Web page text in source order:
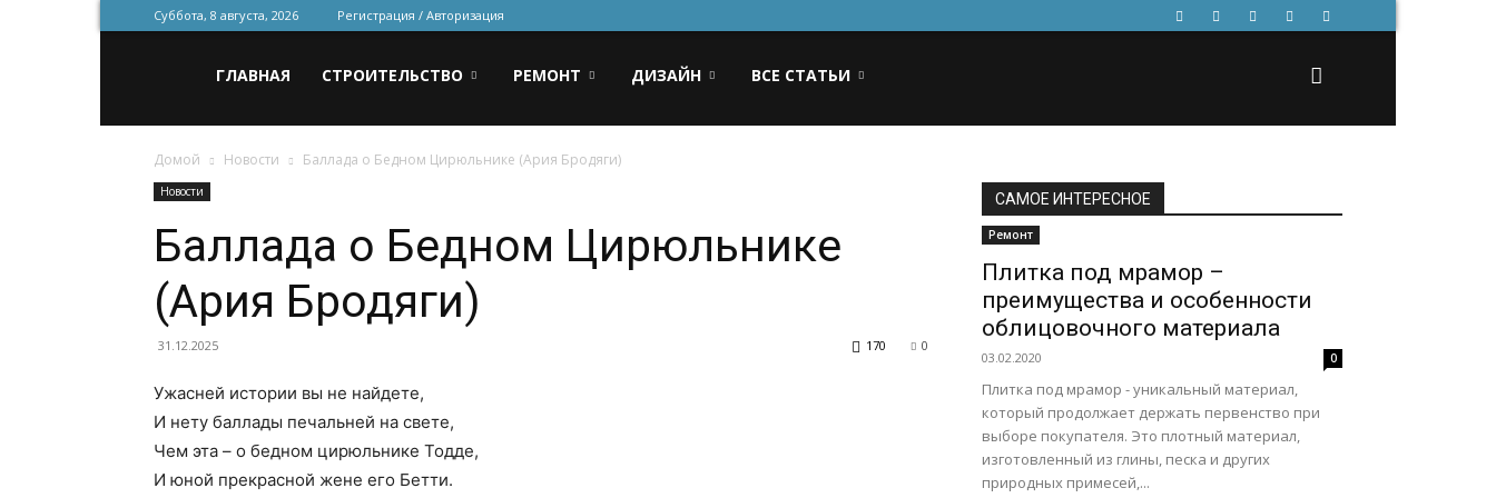
Суббота, 8 августа, 2026 Регистрация / Авторизация
для
строительства
и
ремонта
ГЛАВНАЯ СТРОИТЕЛЬСТВО РЕМОНТ ДИЗАЙН ВСЕ СТАТЬИ
Домой Новости Баллада о Бедном Цирюльнике (Ария Бродяги)
Новости
Баллада о Бедном Цирюльнике
(Ария Бродяги)
31.12.2025 0
170
Ужасней истории вы не найдете,
И нету баллады печальней на свете,
Чем эта – о бедном цирюльнике Тодде,
И юной прекрасной жене его Бетти.
САМОЕ ИНТЕРЕСНОЕ
Ремонт
Плитка под мрамор –
преимущества и особенности
облицовочного материала
03.02.2020 0
Плитка под мрамор - уникальный материал,
который продолжает держать первенство при
выборе покупателя. Это плотный материал,
изготовленный из глины, песка и других
природных примесей,...